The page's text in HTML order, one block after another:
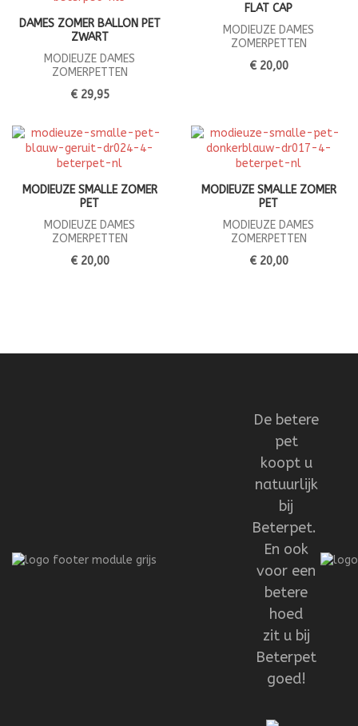
DAMES ZOMER BALLON PET
ZWART
MODIEUZE DAMES
ZOMERPETTEN
€ 29,95
FLAT CAP
MODIEUZE DAMES
ZOMERPETTEN
€ 20,00
MODIEUZE SMALLE ZOMER
PET
MODIEUZE DAMES
ZOMERPETTEN
€ 20,00
MODIEUZE SMALLE ZOMER
PET
MODIEUZE DAMES
ZOMERPETTEN
€ 20,00
De betere
pet
koopt u
natuurlijk
bij
Beterpet.
En ook
voor een
betere
hoed
zit u bij
Beterpet
goed!